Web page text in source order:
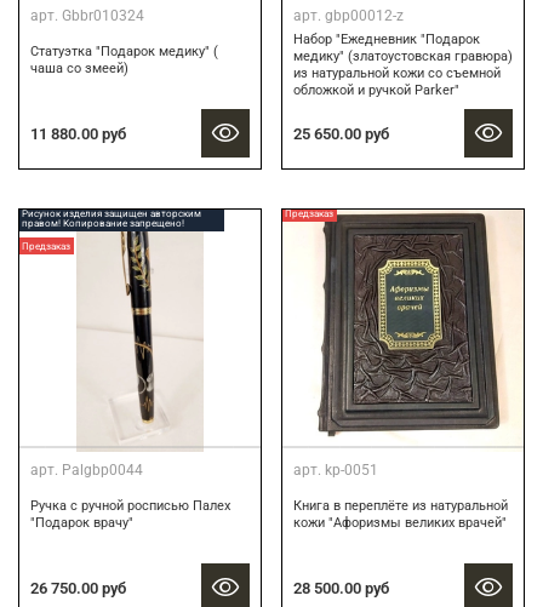
арт. Gbbr010324
Статуэтка "Подарок медику" (
чаша со змеей)
11 880.00 руб
арт. gbp00012-z
Набор "Ежедневник "Подарок
медику" (златоустовская гравюра)
из натуральной кожи со съемной
обложкой и ручкой Parker"
25 650.00 руб
Рисунок изделия защищен авторским
правом! Копирование запрещено!
Предзаказ
арт. Palgbp0044
Ручка с ручной росписью Палех
"Подарок врачу"
26 750.00 руб
Предзаказ
арт. kp-0051
Книга в переплёте из натуральной
кожи "Афоризмы великих врачей"
28 500.00 руб